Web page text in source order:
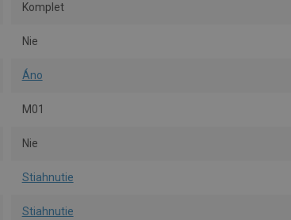
Komplet
Nie
Áno
M01
Nie
Stiahnutie
Stiahnutie